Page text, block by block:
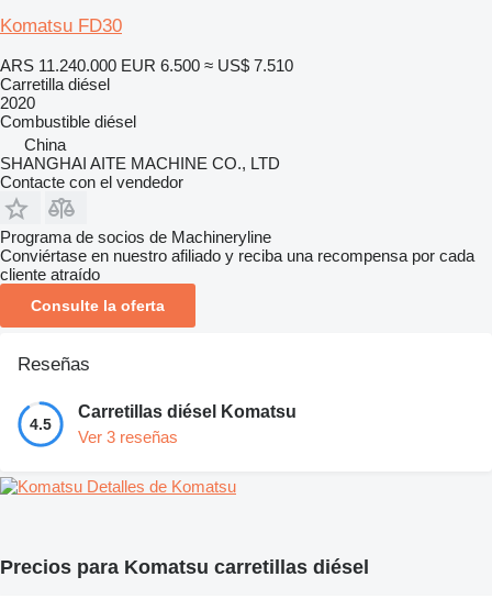
Komatsu FD30
ARS 11.240.000 EUR 6.500 ≈ US$ 7.510
Carretilla diésel
2020
Combustible diésel
China
SHANGHAI AITE MACHINE CO., LTD
Contacte con el vendedor
Programa de socios de Machineryline
Conviértase en nuestro afiliado y reciba una recompensa por cada
cliente atraído
Consulte la oferta
Reseñas
4.5
Carretillas diésel Komatsu
Ver 3 reseñas
Detalles de Komatsu
Precios para Komatsu carretillas diésel